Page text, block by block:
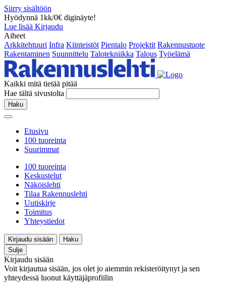
Siirry sisältöön
Hyödynnä 1kk/0€ diginäyte!
Lue lisää Kirjaudu
Aiheet
Arkkitehtuuri Infra Kiinteistöt Pientalo Projektit Rakennustuote
Rakentaminen Suunnittelu Talotekniikka Talous Työelämä
Kaikki mitä tietää pitää
Hae tältä sivustolta
Haku
Etusivu
100 tuoreinta
Suurimmat
100 tuoreinta
Keskustelut
Näköislehti
Tilaa Rakennuslehti
Uutiskirje
Toimitus
Yhteystiedot
Kirjaudu sisään
Haku
Sulje
Kirjaudu sisään
Voit kirjautua sisään, jos olet jo aiemmin rekisteröitynyt ja sen
yhteydessä luonut käyttäjäprofiilin